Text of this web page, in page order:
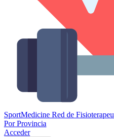
SportMedicine Red de
Por Provincia
Acceder